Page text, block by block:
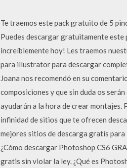
Te traemos este pack gratuito de 5
Puedes descargar gratuitamente
increíblemente hoy! Les traemos
para illustrator para descargar
Joana nos recomendó en su
composiciones y que sin duda os
ayudarán a la hora de crear
infinidad de sitios que te ofrecen
mejores sitios de descarga gratis
¿Cómo descargar Photoshop CS6
gratis sin violar la ley. ¿Qué es